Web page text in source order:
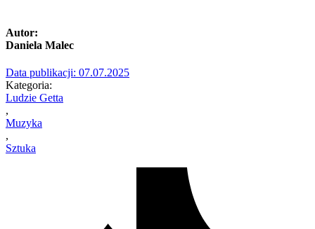
Autor:
Daniela Malec
Data publikacji: 07.07.2025
Kategoria:
Ludzie Getta
,
Muzyka
,
Sztuka